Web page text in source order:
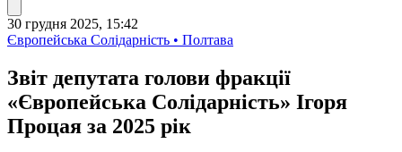
30 грудня 2025, 15:42
Європейська Солідарність • Полтава
Звіт депутата голови фракції
«Європейська Солідарність» Ігоря
Процая за 2025 рік